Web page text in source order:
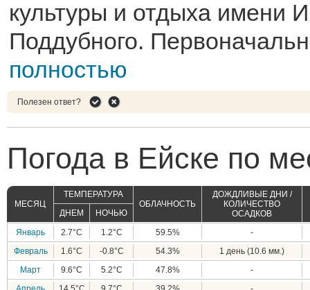
культуры и отдыха имени
Поддубного.
полностью
Полезен ответ?
Погода в Ейске по
МЕСЯЦ
ТЕМПЕРАТУРА
ОБЛАЧНОСТЬ
ДОЖДЛИВЫЕ ДНИ /
КОЛИЧЕСТВО
ОСАДКОВ
ДНЕМ
НОЧЬЮ
Январь
2.7°C 1.2°C 59.5%
-
Февраль
1.6°C -0.8°C 54.3%
1 день (10.6 мм.)
Март
9.6°C 5.2°C 47.8%
-